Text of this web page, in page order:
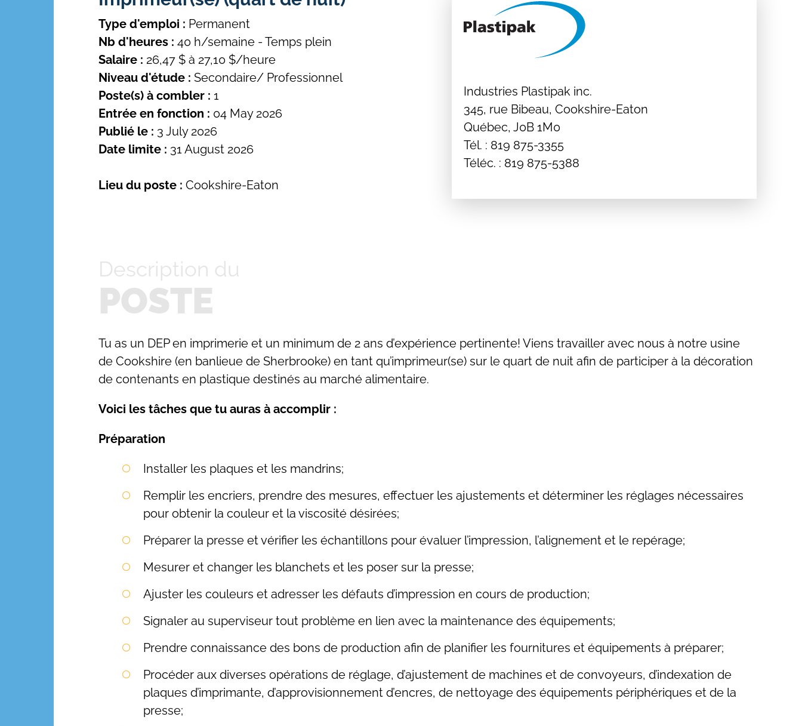
Type d'emploi : Permanent
Nb d'heures : 40 h/semaine - Temps plein
Salaire : 26,47 $ à 27,10 $/heure
Niveau d'étude : Secondaire/ Professionnel
Poste(s) à combler : 1
Entrée en fonction : 04 May 2026
Publié le : 3 July 2026
Date limite : 31 August 2026
Lieu du poste : Cookshire-Eaton
Industries Plastipak inc.
345, rue Bibeau, Cookshire-Eaton
Québec, J0B 1M0
Tél. : 819 875-3355
Téléc. : 819 875-5388
Description du
POSTE
Tu as un DEP en imprimerie et un minimum de 2 ans d’expérience pertinente! Viens travailler avec nous à notre usine
de Cookshire (en banlieue de Sherbrooke) en tant qu’imprimeur(se) sur le quart de nuit afin de participer à la décoration
de contenants en plastique destinés au marché alimentaire.
Voici les tâches que tu auras à accomplir :
Préparation
Installer les plaques et les mandrins;
Remplir les encriers, prendre des mesures, effectuer les ajustements et déterminer les réglages nécessaires
pour obtenir la couleur et la viscosité désirées;
Préparer la presse et vérifier les échantillons pour évaluer l’impression, l’alignement et le repérage;
Mesurer et changer les blanchets et les poser sur la presse;
Ajuster les couleurs et adresser les défauts d’impression en cours de production;
Signaler au superviseur tout problème en lien avec la maintenance des équipements;
Prendre connaissance des bons de production afin de planifier les fournitures et équipements à préparer;
Procéder aux diverses opérations de réglage, d’ajustement de machines et de convoyeurs, d’indexation de
plaques d’imprimante, d’approvisionnement d’encres, de nettoyage des équipements périphériques et de la
presse;